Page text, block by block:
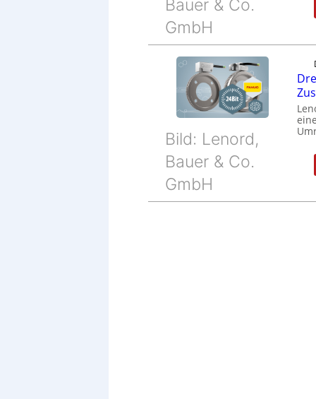
Bauer & Co.
GmbH
Bild: Lenord,
Bauer & Co.
GmbH